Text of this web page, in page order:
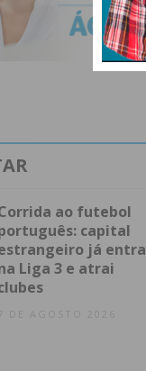
ao futebol
capital
já entra
Liga 3 e atrai
7 DE AGOSTO 2026